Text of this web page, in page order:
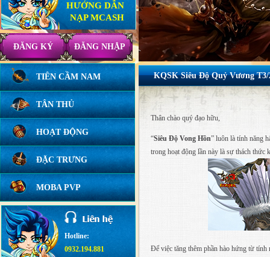
HƯỚNG DẪN
NẠP MCASH
ĐĂNG KÝ ĐĂNG NHẬP
TIÊN CẦM NAM
TÂN THỦ
HOẠT ĐỘNG
ĐẶC TRƯNG
MOBA PVP
Hotline:
0932.194.881
KQSK Siêu Độ Quỷ Vương T3/
Thân chào quý đạo hữu,
“Siêu Độ Vong Hồn” luôn là tính năng
trong hoạt động lần này là sự thách thức
Để việc tăng thêm phần hào hứng từ